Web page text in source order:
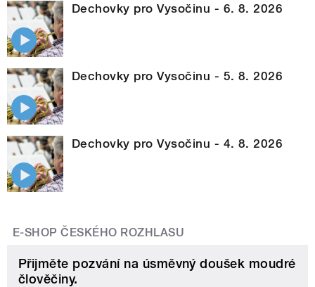
Dechovky pro Vysočinu - 6. 8. 2026
Dechovky pro Vysočinu - 5. 8. 2026
Dechovky pro Vysočinu - 4. 8. 2026
E-SHOP ČESKÉHO ROZHLASU
Přijměte pozvání na úsměvný doušek moudré
člověčiny.